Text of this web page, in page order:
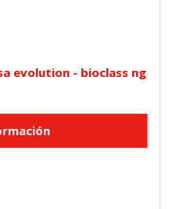
evolution - bioclass ng